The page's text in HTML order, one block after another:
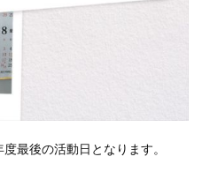
最後の活動日となります。